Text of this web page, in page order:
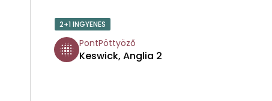
2+1 INGYENES
PontPöttyöző
Keswick, Anglia 2